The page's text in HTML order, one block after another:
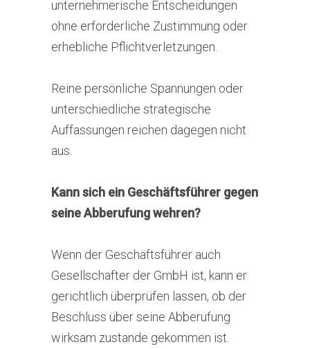
unternehmerische Entscheidungen
ohne erforderliche Zustimmung oder
erhebliche Pflichtverletzungen.
Reine persönliche Spannungen oder
unterschiedliche strategische
Auffassungen reichen dagegen nicht
aus.
Kann sich ein Geschäftsführer gegen
seine Abberufung wehren?
Wenn der Geschäftsführer auch
Gesellschafter der GmbH ist, kann er
gerichtlich überprüfen lassen, ob der
Beschluss über seine Abberufung
wirksam zustande gekommen ist.